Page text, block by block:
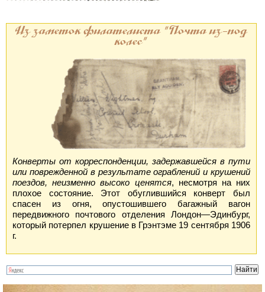
Из заметок филателиста "Почта из-под
колес"
Конверты от корреспонденции, задержавшейся в пути
или поврежденной в результате ограблений и крушений
поездов, неизменно высоко ценятся, несмотря на них
плохое состояние. Этот обуглившийся конверт был
спасен из огня, опустошившего багажный вагон
передвижного почтового отделения Лондон—Эдинбург,
который потерпел крушение в Грэнтэме 19 сентября 1906
г.